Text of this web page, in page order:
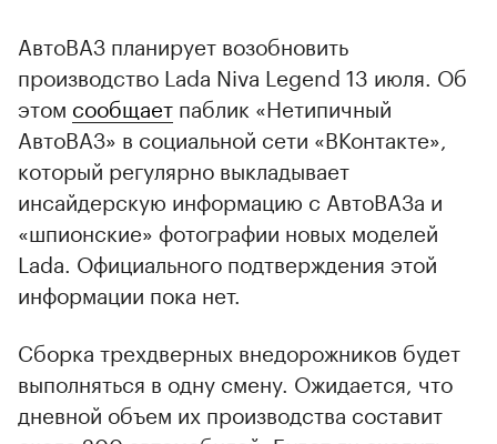
АвтоВАЗ планирует возобновить
производство Lada Niva Legend 13 июля. Об
этом сообщает паблик «Нетипичный
АвтоВАЗ» в социальной сети «ВКонтакте»,
который регулярно выкладывает
инсайдерскую информацию с АвтоВАЗа и
«шпионские» фотографии новых моделей
Lada. Официального подтверждения этой
информации пока нет.
Сборка трехдверных внедорожников будет
выполняться в одну смену. Ожидается, что
дневной объем их производства составит